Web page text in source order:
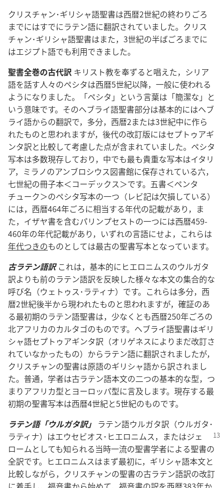
クリスチャン･ギリシャ語聖書は西暦2世紀の終わりごろ
までにはすでにラテン語に翻訳されていました。クリス
チャン･ギリシャ語聖書はまた，3世紀の半ばごろまでに
はエジプト語でも利用できました。
聖書全巻の古代訳 キリスト教を奉ずると唱えた，シリア
語を話す人々のペシタは西暦5世紀以降，一般に使われる
ようになりました。「ペシタ」という言葉は「簡潔な」と
いう意味です。そのヘブライ語聖書部分は基本的にはヘブ
ライ語からの翻訳で，多分，西暦2または3世紀中に作ら
れたものと思われますが，後代の改訂版にはセプトゥアギ
ンタ訳と比較して考慮した点が含まれていました。ペシタ
写本は多数現存しており，中でも最も貴重な写本はイタリ
ア，ミラノのアンブロシウス図書館に保存されている六，
七世紀の冊子本＜コーデックス＞です。五書＜ペンタ
チューク＞のペシタ写本の一つ（レビ記は欠損している）
には，西暦464年ごろに相当する年代の記載があり，ま
た，イザヤ書を含むパリンプセストの一つには西暦459-
460年の年代記載があり，いずれの言語にせよ，これらは
年代つきのものとしては最古の聖書写本となっています。
古ラテン語訳これは，基本的にヒエロニムスのウルガタ
訳よりも前のラテン語訳を反映した様々な本文の集合的な
呼び名（ウェトゥス･ラティナ）です。これらは多分，西
暦2世紀後半から現われたものと思われますが，確証のあ
る最初期のラテン語聖書は，少なくとも西暦250年ごろの
北アフリカのカルタゴのものです。ヘブライ語聖書はギリ
シャ語セプトゥアギンタ訳（オリゲネスによりまだ改訂さ
れていなかったもの）からラテン語に翻訳されましたが，
クリスチャンの聖書は原語のギリシャ語から訳されまし
た。普通，学者は古ラテン語本文の二つの基本的な型，つ
まりアフリカ型とヨーロッパ型に言及します。現存する最
初期の聖書写本は西暦4世紀と5世紀のものです。
ラテン語「ウルガタ訳」 ラテン語ウルガタ訳（ウルガタ･
ラティナ） はエウセビオス･ヒエロニムス，またはジェ
ロームとしても知られる当時一流の聖書学者による聖書の
全訳です。ヒエロニムスはまず最初に，ギリシャ語本文と
比較しながら，クリスチャンの聖書の古ラテン語訳の改訂